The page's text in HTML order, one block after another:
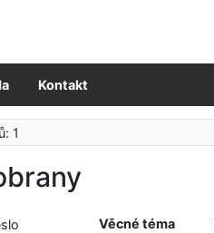
Kontakt
1
Věcné téma